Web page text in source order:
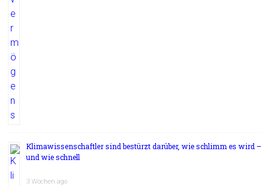
Klimawissenschaftler sind bestürzt darüber, wie schlimm es wird –
und wie schnell
3 Wochen ago